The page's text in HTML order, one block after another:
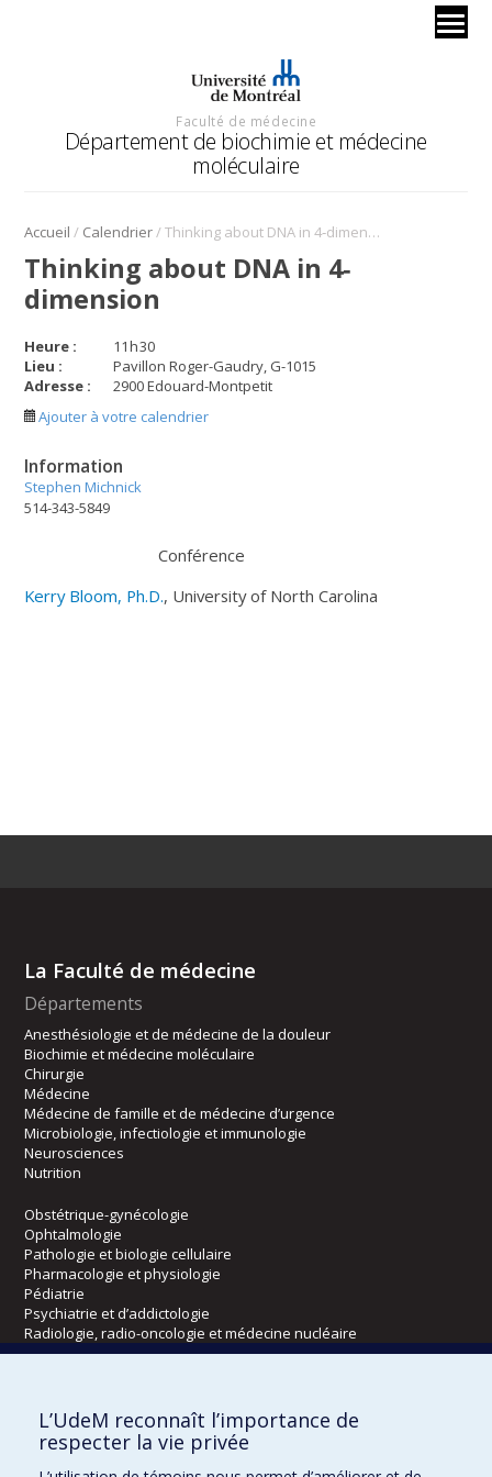
Faculté de médecine
Département de biochimie et médecine
moléculaire
Accueil / Calendrier/ Thinking about DNA in 4‐dimension
Thinking about DNA in 4‐
dimension
Heure : 11h30
Lieu :
Pavillon Roger-Gaudry, G-1015
Adresse :
2900 Edouard-Montpetit
Ajouter à votre calendrier
Information
Stephen Michnick
514-343-5849
Conférence
Kerry Bloom, Ph.D., University of North Carolina
La Faculté de médecine
Départements
Anesthésiologie et de médecine de la douleur
Biochimie et médecine moléculaire
Chirurgie
Médecine
Médecine de famille et de médecine d’urgence
Microbiologie, infectiologie et immunologie
Neurosciences
Nutrition
Obstétrique-gynécologie
Ophtalmologie
Pathologie et biologie cellulaire
Pharmacologie et physiologie
Pédiatrie
Psychiatrie et d’addictologie
Radiologie, radio-oncologie et médecine nucléaire
Écoles
Kinésiologie et des sciences de l’activité physique
Orthophonie et audiologie
L’UdeM reconnaît l’importance de
respecter la vie privée